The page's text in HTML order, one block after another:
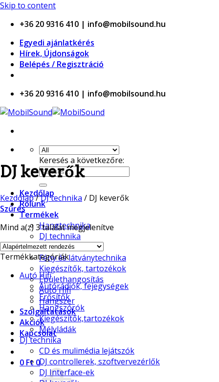
Skip to content
+36 20 9316 410 | info@mobilsound.hu
Egyedi ajánlatkérés
Hírek, Újdonságok
Belépés / Regisztráció
+36 20 9316 410 | info@mobilsound.hu
Keresés a következőre:
Kezdőlap
Rólunk
Termékek
Hangtechnika
DJ technika
Stúdiótechnika
Fény és látványtechnika
Kiegészítők, tartozékok
Épülethangosítás
Autó Hifi
Hangszer
Szolgáltatások
Akciók
Kapcsolat
0 Ft 0
DJ keverők
Kezdőlap/DJ technika / DJ keverők
Szűrés
Mind a(z) 3 találat megjelenítve
Termékkategóriák
Autó Hifi
Autórádiók, fejegységek
Erősítők
Hangszórók
Kiegészítők,tartozékok
Mélyládák
DJ technika
CD és mulimédia lejátszók
DJ controllerek, szoftvervezérlők
DJ Interface-ek